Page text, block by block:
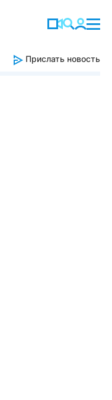
Прислать новость